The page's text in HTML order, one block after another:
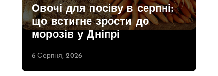
Овочі для посіву в серпні:
що встигне зрости до
морозів у Дніпрі
6 Серпня, 2026